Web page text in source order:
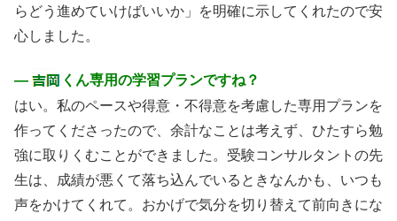
らどう進めていけばいいか」を明確に示してくれたので安
心しました。
―
くん専用の学習プランですね？
はい。私のペースや得意・不得意を考慮した専用プランを
作ってくださったので、余計なことは考えず、ひたすら勉
強に取りくむことができました。受験コンサルタントの先
生は、成績が悪くて落ち込んでいるときなんかも、いつも
声をかけてくれて。おかげで気分を切り替えて前向きにな